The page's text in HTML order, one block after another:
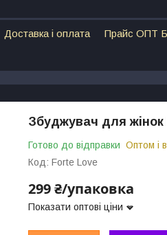
Доставка і оплата Прайс ОПТ
Збуджувач для
Готово до відправки Оптом і
Код: Forte Love
299 ₴/упаковка
Показати оптові ціни